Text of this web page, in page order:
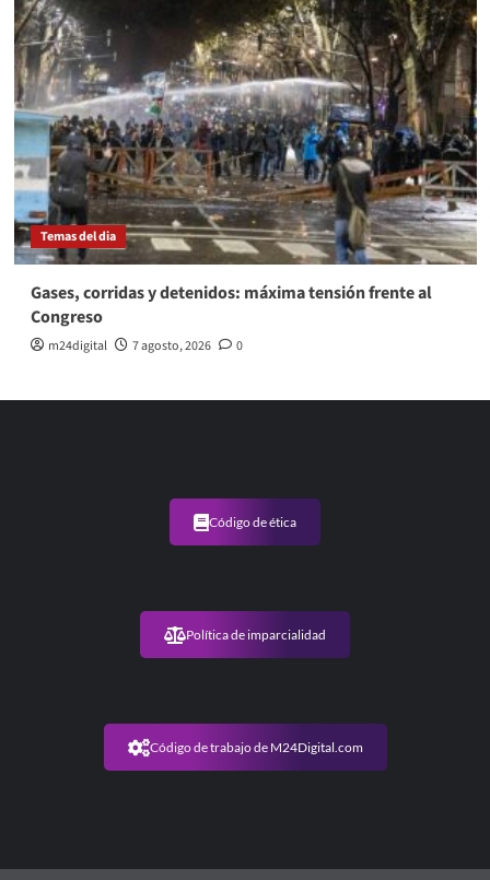
Temas del dia
Gases, corridas y detenidos: máxima tensión frente al
Congreso
m24digital 7 agosto, 2026 0
Código de ética
Política de imparcialidad
Código de trabajo de M24Digital.com